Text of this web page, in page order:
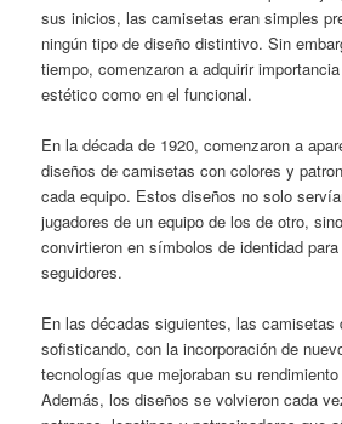
sus inicios, las camisetas eran simples
ningún tipo de diseño distintivo. Sin
tiempo, comenzaron a adquirir
estético como en el funcional.
En la década de 1920, comenzaron a
diseños de camisetas con colores y
cada equipo. Estos diseños no solo
jugadores de un equipo de los de otro,
convirtieron en símbolos de identidad
seguidores.
En las décadas siguientes, las camisetas
sofisticando, con la incorporación de
tecnologías que mejoraban su
Además, los diseños se volvieron cada